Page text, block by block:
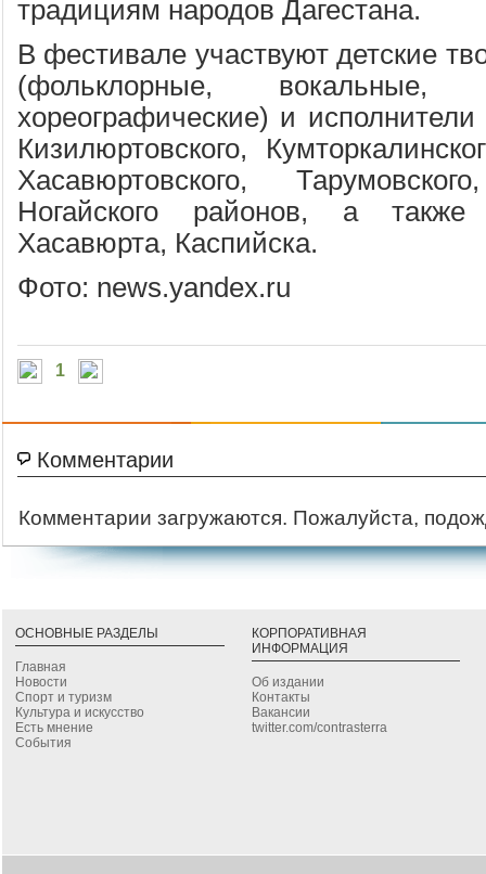
традициям народов Дагестана.
В фестивале участвуют детские
(фольклорные, вокальные,
хореографические) и
Кизилюртовского,
Хасавюртовского,
Ногайского районов, а также
Хасавюрта, Каспийска.
Фото: news.yandex.ru
1
Комментарии
Комментарии загружаются. Пожалуйста,
ОСНОВНЫЕ РАЗДЕЛЫ
Главная
Новости
Спорт и туризм
Культура и искусство
Есть мнение
События
КОРПОРАТИВНАЯ
ИНФОРМАЦИЯ
Об издании
Контакты
Вакансии
twitter.com/contrasterra